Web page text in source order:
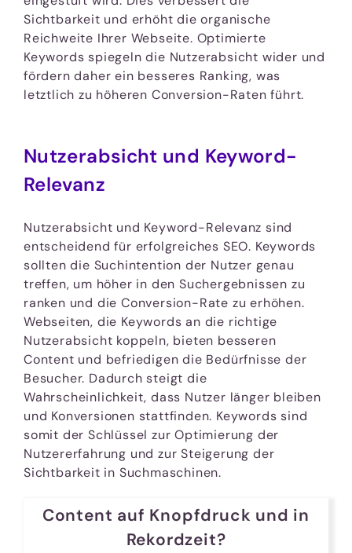
Sichtbarkeit und erhöht die organische
Reichweite Ihrer Webseite. Optimierte
Keywords spiegeln die Nutzerabsicht wider und
fördern daher ein besseres Ranking, was
letztlich zu höheren Conversion-Raten führt.
Nutzerabsicht und Keyword-
Relevanz
Nutzerabsicht und Keyword-Relevanz sind
entscheidend für erfolgreiches SEO. Keywords
sollten die Suchintention der Nutzer genau
treffen, um höher in den Suchergebnissen zu
ranken und die Conversion-Rate zu erhöhen.
Webseiten, die Keywords an die richtige
Nutzerabsicht koppeln, bieten besseren
Content und befriedigen die Bedürfnisse der
Besucher. Dadurch steigt die
Wahrscheinlichkeit, dass Nutzer länger bleiben
und Konversionen stattfinden. Keywords sind
somit der Schlüssel zur Optimierung der
Nutzererfahrung und zur Steigerung der
Sichtbarkeit in Suchmaschinen.
Content auf Knopfdruck und in
Rekordzeit?